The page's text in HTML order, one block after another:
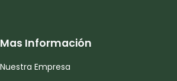
Mas Información
Nuestra Empresa